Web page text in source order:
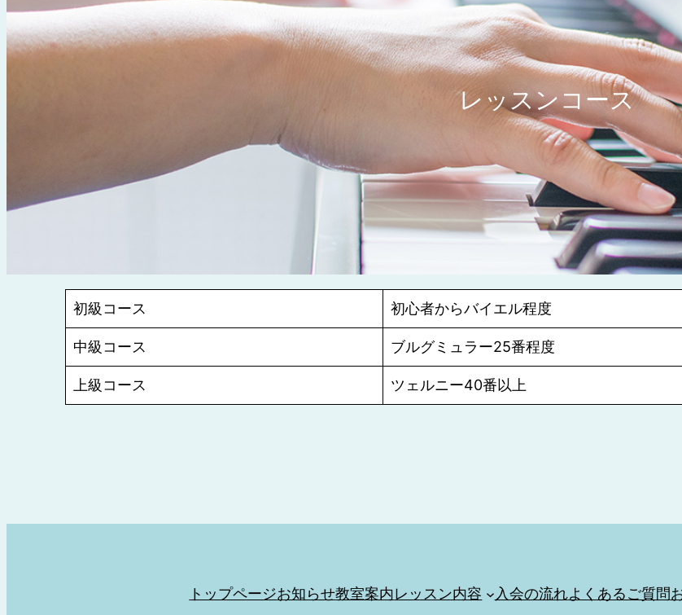
レッスンコース
初級コース 初心者からバイエル程度
中級コース ブルグミュラー25番程度
上級コース ツェルニー40番以上
トップページお知らせ教室案内レッスン内容 入会の流れよくあるご質問